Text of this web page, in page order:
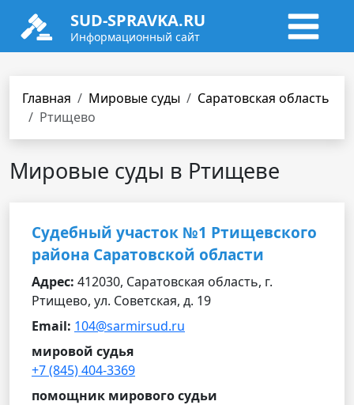
SUD-SPRAVKA.RU
Информационный сайт
Главная Мировые суды
Саратовская область
Ртищево
Мировые суды в Ртищеве
Судебный участок №1 Ртищевского
района Саратовской области
Адрес: 412030, Саратовская область, г.
Ртищево, ул. Советская, д. 19
Email: 104@sarmirsud.ru
мировой судья
+7 (845) 404-3369
помощник мирового судьи